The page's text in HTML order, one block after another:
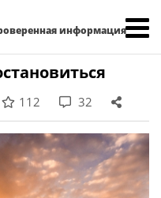
информация
112 32